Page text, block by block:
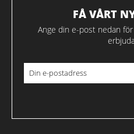
FÅ VÅRT
Ange din e-post nedan